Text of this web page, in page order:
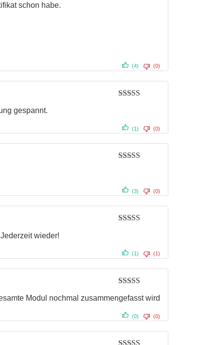
schon habe.
(4) (0)
gespannt.
(1) (0)
(3) (0)
wieder!
(1) (1)
5von 5
Modul nochmal zusammengefasst wird
(0) (0)